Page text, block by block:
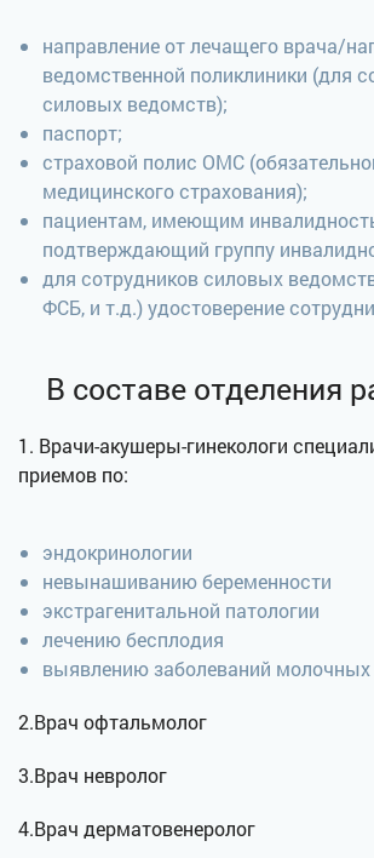
направление от лечащего врача/
ведомственной поликлиники (для
силовых ведомств);
паспорт;
страховой полис ОМС
медицинского страхования);
пациентам, имеющим
подтверждающий группу
для сотрудников силовых
ФСБ, и т.д.) удостоверение
В составе отделения
1. Врачи-акушеры-гинекологи
приемов по:
эндокринологии
невынашиванию беременности
экстрагенитальной патологии
лечению бесплодия
выявлению заболеваний молочных
2.Врач офтальмолог
3.Врач невролог
4.Врач дерматовенеролог